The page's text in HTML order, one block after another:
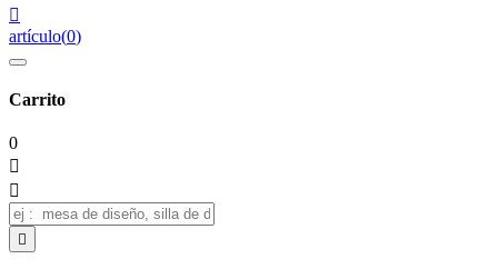

artículo(0)
Carrito
0


